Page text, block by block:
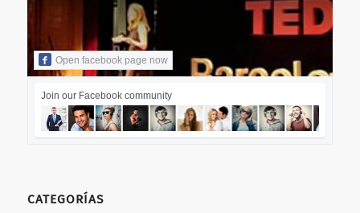
Open facebook page now
Join our Facebook community
CATEGORÍAS